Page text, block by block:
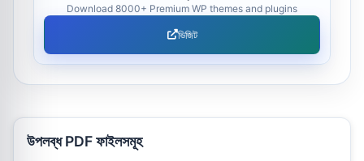
Download 8000+ Premium WP themes and plugins
ভিজিট
উপলব্ধ PDF ফাইলসমূহ